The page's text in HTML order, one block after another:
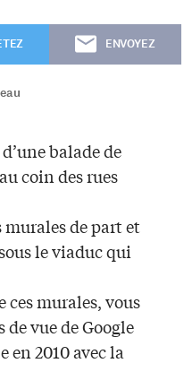
ENVOYEZ
balade de
coin des rues
murales de part et
le viaduc qui
ces murales, vous
vue de Google
2010 avec la